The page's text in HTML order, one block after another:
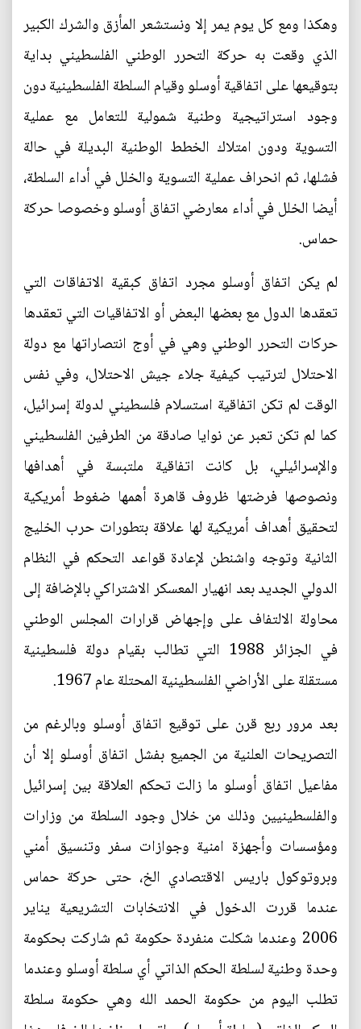
وهكذا ومع كل يوم يمر إلا ونستشعر المأزق والشرك الكبير
الذي وقعت به حركة التحرر الوطني الفلسطيني بداية
بتوقيعها على اتفاقية أوسلو وقيام السلطة الفلسطينية دون
وجود استراتيجية وطنية شمولية للتعامل مع عملية
التسوية ودون امتلاك الخطط الوطنية البديلة في حالة
فشلها، ثم انحراف عملية التسوية والخلل في أداء السلطة،
أيضا الخلل في أداء معارضي اتفاق أوسلو وخصوصا حركة
حماس.
لم يكن اتفاق أوسلو مجرد اتفاق كبقية الاتفاقات التي
تعقدها الدول مع بعضها البعض أو الاتفاقيات التي تعقدها
حركات التحرر الوطني وهي في أوج انتصاراتها مع دولة
الاحتلال لترتيب كيفية جلاء جيش الاحتلال، وفي نفس
الوقت لم تكن اتفاقية استسلام فلسطيني لدولة إسرائيل،
كما لم تكن تعبر عن نوايا صادقة من الطرفين الفلسطيني
والإسرائيلي، بل كانت اتفاقية ملتبسة في أهدافها
ونصوصها فرضتها ظروف قاهرة أهمها ضغوط أمريكية
لتحقيق أهداف أمريكية لها علاقة بتطورات حرب الخليج
الثانية وتوجه واشنطن لإعادة قواعد التحكم في النظام
الدولي الجديد بعد انهيار المعسكر الاشتراكي بالإضافة إلى
محاولة الالتفاف على وإجهاض قرارات المجلس الوطني
في الجزائر 1988 التي تطالب بقيام دولة فلسطينية
مستقلة على الأراضي الفلسطينية المحتلة عام 1967.
بعد مرور ربع قرن على توقيع اتفاق أوسلو وبالرغم من
التصريحات العلنية من الجميع بفشل اتفاق أوسلو إلا أن
مفاعيل اتفاق أوسلو ما زالت تحكم العلاقة بين إسرائيل
والفلسطينيين وذلك من خلال وجود السلطة من وزارات
ومؤسسات وأجهزة امنية وجوازات سفر وتنسيق أمني
وبروتوكول باريس الاقتصادي الخ، حتى حركة حماس
عندما قررت الدخول في الانتخابات التشريعية يناير
2006 وعندما شكلت منفردة حكومة ثم شاركت بحكومة
وحدة وطنية لسلطة الحكم الذاتي أي سلطة أوسلو وعندما
تطلب اليوم من حكومة الحمد الله وهي حكومة سلطة